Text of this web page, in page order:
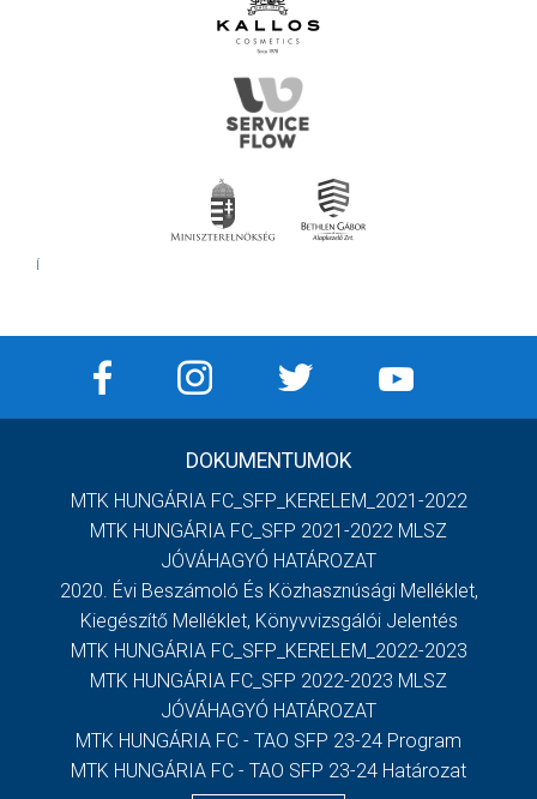
DOKUMENTUMOK
MTK HUNGÁRIA FC_SFP_KERELEM_2021-2022
MTK HUNGÁRIA FC_SFP 2021-2022 MLSZ
JÓVÁHAGYÓ HATÁROZAT
2020. Évi Beszámoló És Közhasznúsági Melléklet,
Kiegészítő Melléklet, Könyvvizsgálói Jelentés
MTK HUNGÁRIA FC_SFP_KERELEM_2022-2023
MTK HUNGÁRIA FC_SFP 2022-2023 MLSZ
JÓVÁHAGYÓ HATÁROZAT
MTK HUNGÁRIA FC - TAO SFP 23-24 Program
MTK HUNGÁRIA FC - TAO SFP 23-24 Határozat